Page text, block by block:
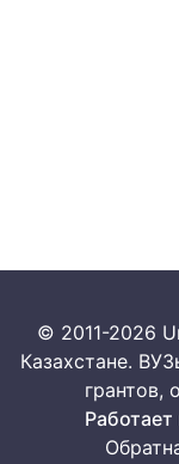
© 2011-2026
Казахстане.
грантов,